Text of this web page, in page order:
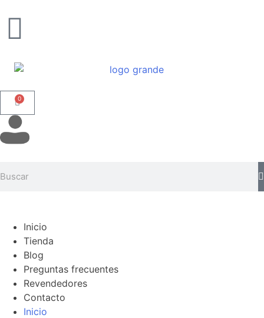
0
Inicio
Tienda
Blog
Preguntas frecuentes
Revendedores
Contacto
Inicio